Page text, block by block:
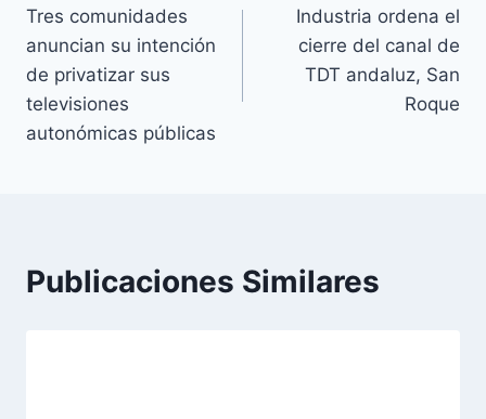
de
entradas
Tres comunidades
anuncian su intención
de privatizar sus
televisiones
autonómicas públicas
Industria ordena el
cierre del canal de
TDT andaluz, San
Roque
Publicaciones Similares